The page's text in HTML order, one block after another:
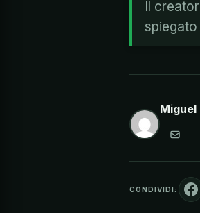
Il
Miguel
CONDIVIDI: